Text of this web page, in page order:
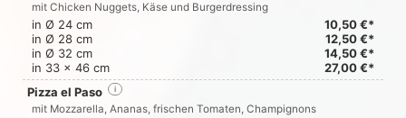
mit Chicken Nuggets, Käse und Burgerdressing
in Ø 24 cm
10,50 €*
in Ø 28 cm
12,50 €*
in Ø 32 cm
14,50 €*
in 33 x 46 cm
27,00 €*
Pizza el Paso
i
mit Mozzarella, Ananas, frischen Tomaten, Champignons